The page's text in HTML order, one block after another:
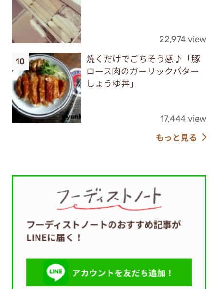
22,974 view
焼くだけでごちそう感♪「豚
ロース肉のガーリックバター
しょうゆ丼」
17,444 view
もっと見る